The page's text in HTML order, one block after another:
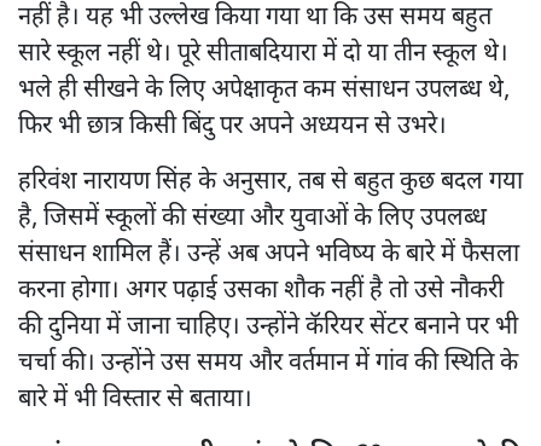
नहीं है। यह भी उल्लेख किया गया था कि उस समय बहुत
सारे स्कूल नहीं थे। पूरे सीताबदियारा में दो या तीन स्कूल थे।
भले ही सीखने के लिए अपेक्षाकृत कम संसाधन उपलब्ध थे,
फिर भी छात्र किसी बिंदु पर अपने अध्ययन से उभरे।
हरिवंश नारायण सिंह के अनुसार, तब से बहुत कुछ बदल गया
है, जिसमें स्कूलों की संख्या और युवाओं के लिए उपलब्ध
संसाधन शामिल हैं। उन्हें अब अपने भविष्य के बारे में फैसला
करना होगा। अगर पढ़ाई उसका शौक नहीं है तो उसे नौकरी
की दुनिया में जाना चाहिए। उन्होंने कॅरियर सेंटर बनाने पर भी
चर्चा की। उन्होंने उस समय और वर्तमान में गांव की स्थिति के
बारे में भी विस्तार से बताया।